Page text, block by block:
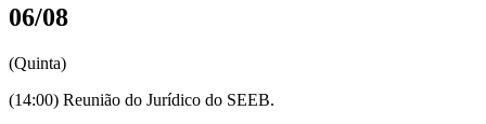
06/08
(Quinta)
(14:00) Reunião do Jurídico do SEEB.